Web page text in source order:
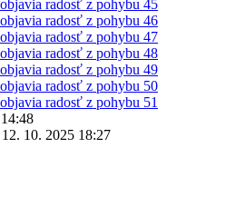
12. 10. 2025 18:27